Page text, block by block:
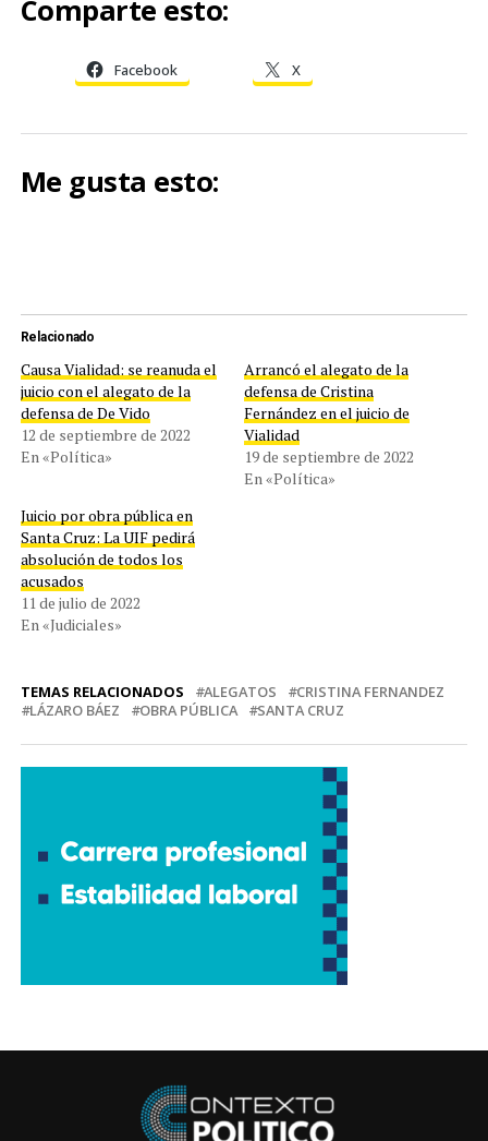
Comparte esto:
Facebook X
Me gusta esto:
Relacionado
Causa Vialidad: se reanuda el
juicio con el alegato de la
defensa de De Vido
12 de septiembre de 2022
En «Política»
Arrancó el alegato de la
defensa de Cristina
Fernández en el juicio de
Vialidad
19 de septiembre de 2022
En «Política»
Juicio por obra pública en
Santa Cruz: La UIF pedirá
absolución de todos los
acusados
11 de julio de 2022
En «Judiciales»
TEMAS RELACIONADOS ALEGATOS
CRISTINA FERNANDEZ
LÁZARO BÁEZ
OBRA PÚBLICA SANTA CRUZ